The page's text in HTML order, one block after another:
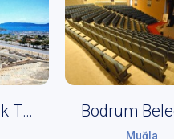
Bodrum Antik Tiyatro
Muğla